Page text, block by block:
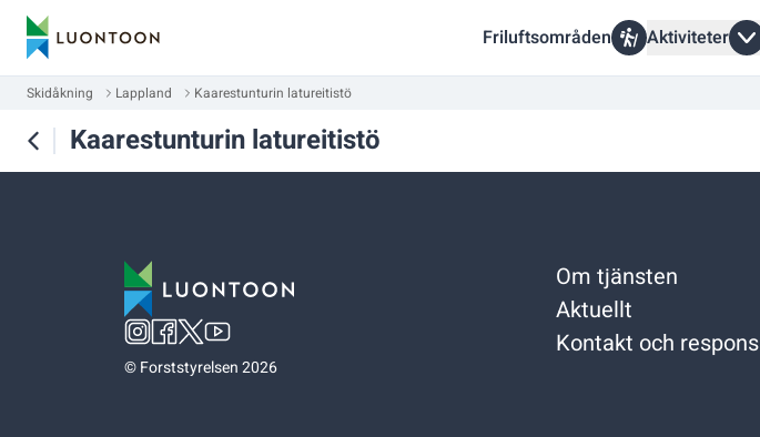
Friluftsområden Aktiviteter
Skidåkning Lappland Kaarestunturin latureitistö
Kaarestunturin latureitistö
©Forststyrelsen 2026
Om tjänsten
Aktuellt
Kontakt och respons